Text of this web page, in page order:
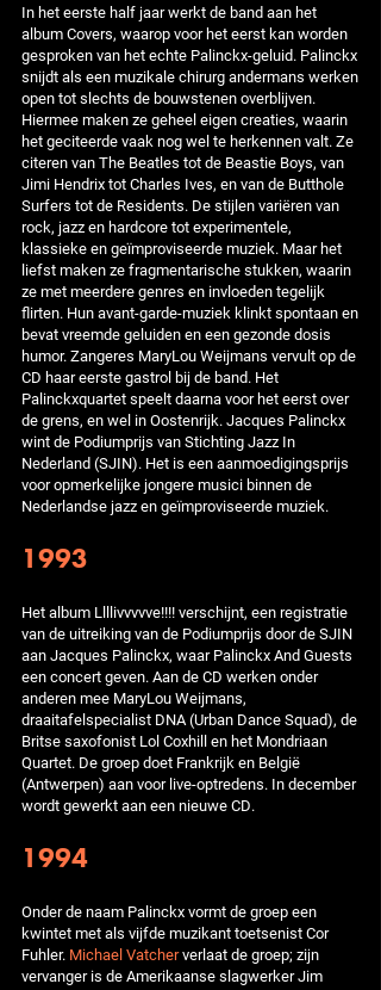
In het eerste half jaar werkt de band aan het
album Covers, waarop voor het eerst kan worden
gesproken van het echte Palinckx-geluid. Palinckx
snijdt als een muzikale chirurg andermans werken
open tot slechts de bouwstenen overblijven.
Hiermee maken ze geheel eigen creaties, waarin
het geciteerde vaak nog wel te herkennen valt. Ze
citeren van The Beatles tot de Beastie Boys, van
Jimi Hendrix tot Charles Ives, en van de Butthole
Surfers tot de Residents. De stijlen variëren van
rock, jazz en hardcore tot experimentele,
klassieke en geïmproviseerde muziek. Maar het
liefst maken ze fragmentarische stukken, waarin
ze met meerdere genres en invloeden tegelijk
flirten. Hun avant-garde-muziek klinkt spontaan en
bevat vreemde geluiden en een gezonde dosis
humor. Zangeres MaryLou Weijmans vervult op de
CD haar eerste gastrol bij de band. Het
Palinckxquartet speelt daarna voor het eerst over
de grens, en wel in Oostenrijk. Jacques Palinckx
wint de Podiumprijs van Stichting Jazz In
Nederland (SJIN). Het is een aanmoedigingsprijs
voor opmerkelijke jongere musici binnen de
Nederlandse jazz en geïmproviseerde muziek.
1993
Het album Llllivvvvve!!!! verschijnt, een registratie
van de uitreiking van de Podiumprijs door de SJIN
aan Jacques Palinckx, waar Palinckx And Guests
een concert geven. Aan de CD werken onder
anderen mee MaryLou Weijmans,
draaitafelspecialist DNA (Urban Dance Squad), de
Britse saxofonist Lol Coxhill en het Mondriaan
Quartet. De groep doet Frankrijk en België
(Antwerpen) aan voor live-optredens. In december
wordt gewerkt aan een nieuwe CD.
1994
Onder de naam Palinckx vormt de groep een
kwintet met als vijfde muzikant toetsenist Cor
Fuhler. Michael Vatcherverlaat de groep; zijn
vervanger is de Amerikaanse slagwerker Jim